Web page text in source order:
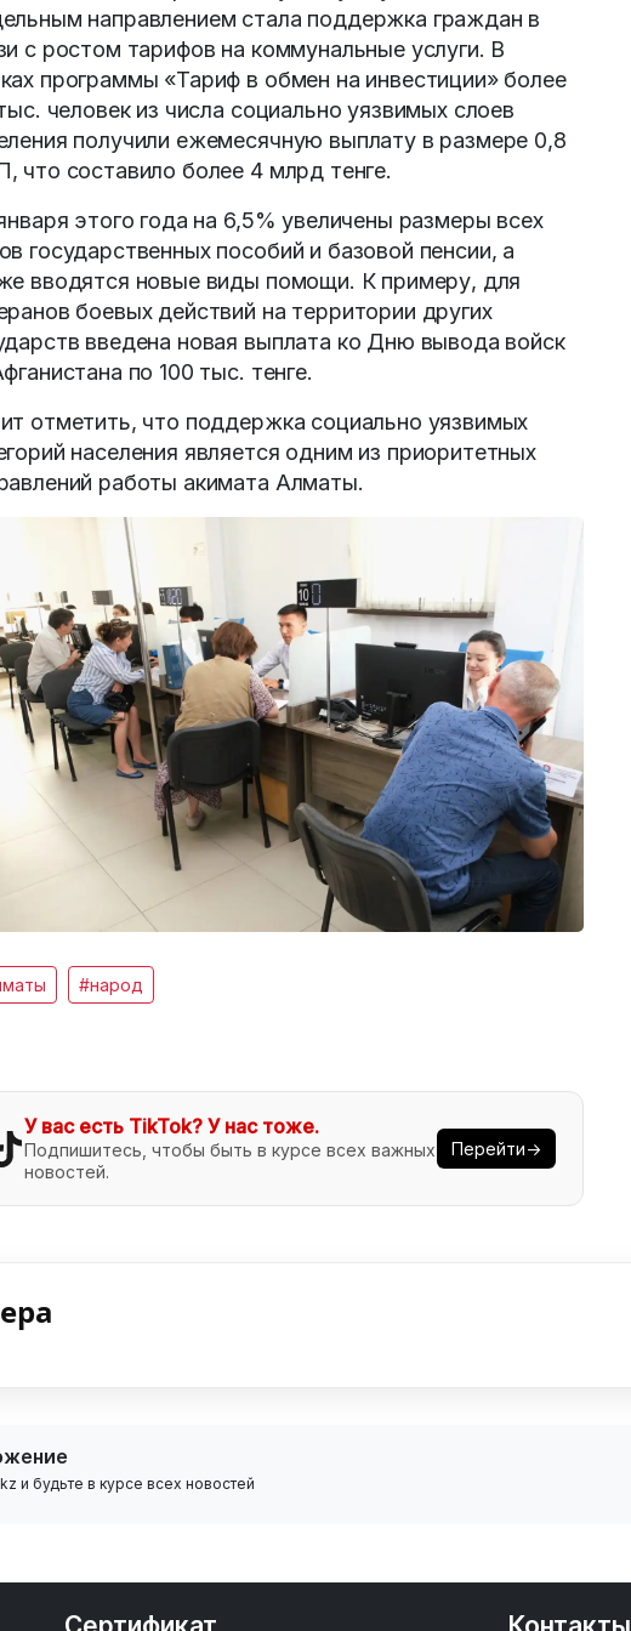
направлением стала поддержка граждан в
с ростом тарифов на коммунальные услуги. В
программы «Тариф в обмен на инвестиции» более
человек из числа социально уязвимых слоев
получили ежемесячную выплату в размере 0,8
что составило более 4 млрд тенге.
этого года на 6,5% увеличены размеры всех
государственных пособий и базовой пенсии, а
вводятся новые виды помощи. К примеру, для
боевых действий на территории других
введена новая выплата ко Дню вывода войск
по 100 тыс. тенге.
отметить, что поддержка социально уязвимых
населения является одним из приоритетных
работы акимата Алматы.
#народ
У вас есть TikTok? У нас тоже.
Подпишитесь, чтобы быть в курсе всех важных
новостей.
Перейти→
и будьте в курсе всех новостей